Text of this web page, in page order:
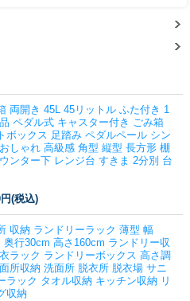
両開き 45L 45リットル ふた付き 1
ペダル式 キャスター付き ごみ箱
ボックス 足踏み ペダルペール シン
しゃれ 高級感 角型 縦型 長方形 棚
ンター下 レンジ台 すきま 2分別 台
(税込)
収納 ランドリーラック 薄型 幅
奥行30cm 高さ160cm ランドリー収
ラック ランドリーボックス 高さ調
所収納 洗面所 脱衣所 脱衣場 サニ
ラック タオル収納 キッチン収納 リ
収納